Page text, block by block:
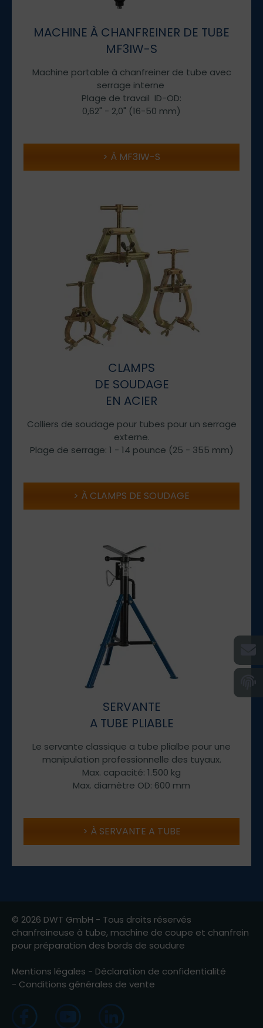
MACHINE À CHANFREINER DE TUBE
MF3IW-S
Machine portable à chanfreiner de tube avec
serrage interne
Plage de travail ID-OD:
0,62" - 2,0" (16-50 mm)
À MF3IW-S
CLAMPS
DE SOUDAGE
EN ACIER
Colliers de soudage pour tubes pour un serrage
externe.
Plage de serrage: 1 - 14 pounce (25 - 355 mm)
À CLAMPS DE SOUDAGE
SERVANTE
A TUBE PLIABLE
Le servante classique a tube plialbe pour une
manipulation professionnelle des tuyaux.
Max. capacité: 1.500 kg
Max. diamètre OD: 600 mm
À SERVANTE A TUBE
© 2026 DWT GmbH - Tous droits réservés
chanfreineuse à tube, machine de coupe et chanfrein
pour préparation des bords de soudure
Mentions légales - Déclaration de confidentialité
- Conditions générales de vente